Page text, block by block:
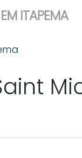
ITAPEMA